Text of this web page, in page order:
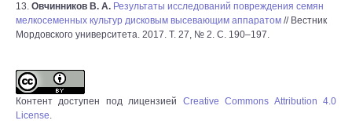
13. Овчинников В. А. Результаты исследований повреждения семян
мелкосеменных культур дисковым высевающим аппаратом // Вестник
Мордовского университета. 2017. Т. 27, № 2. С. 190–197.
Контент доступен под лицензией Creative Commons Attribution 4.0
License.